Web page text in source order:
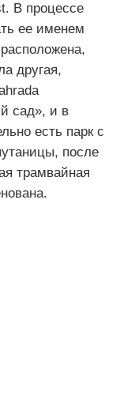
В процессе
ее именем
другая,
сад», и в
есть парк с
после
трамвайная